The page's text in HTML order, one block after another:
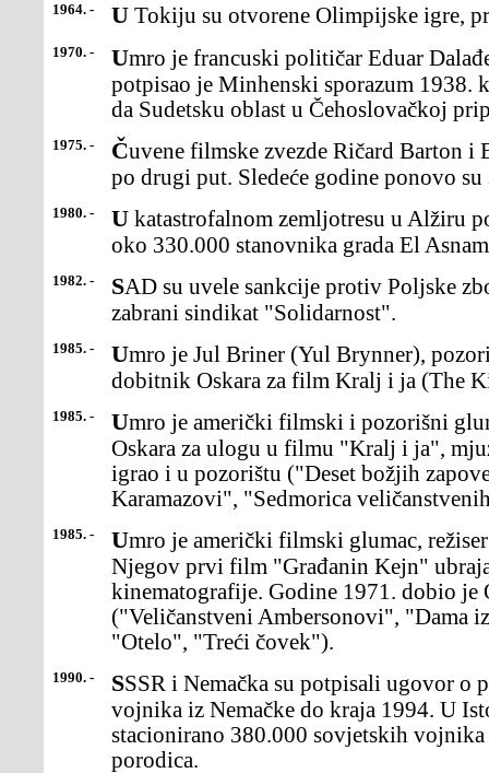
1964. - U Tokiju su otvorene Olimpijske igre,
1970. - Umro je francuski političar Eduar Dalađe. Kao premijer Francuske
potpisao je Minhenski sporazum 1938.
da Sudetsku oblast u Čehoslovačkoj
1975. - Čuvene filmske zvezde Ričard Barton i Elizabet Tejlor venčali su se
po drugi put. Sledeće godine ponovo su
1980. - U katastrofalnom zemljotresu u Alžiru poginulo je 2.590 ljudi, a
oko 330.000 stanovnika grada El
1982. - SAD su uvele sankcije protiv Poljske zbog odluke poljske vlade da
zabrani sindikat "Solidarnost".
1985. - Umro je Jul Briner (Yul Brynner), pozorišni i filmski glumac,
dobitnik Oskara za film Kralj i ja (The
1985. - Umro je američki filmski i pozorišni glumac Jul Briner, dobitnik
Oskara za ulogu u filmu "Kralj i ja",
igrao i u pozorištu ("Deset božjih
Karamazovi", "Sedmorica
1985. - Umro je američki filmski glumac, režiser i producent Orson Vels.
Njegov prvi film "Građanin Kejn"
kinematografije. Godine 1971. dobio je
("Veličanstveni Ambersonovi", "Dama
"Otelo", "Treći čovek").
1990. - SSSR i Nemačka su potpisali ugovor o povlačenju sovjetskih
vojnika iz Nemačke do kraja 1994. U
stacionirano 380.000 sovjetskih vojnika
porodica.